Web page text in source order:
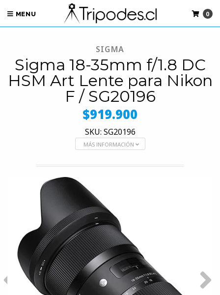
MENU 0
SIGMA
Sigma 18-35mm f/1.8 DC
HSM Art Lente para Nikon
F / SG20196
$919.900
SKU: SG20196
MÁS INFORMACIÓN